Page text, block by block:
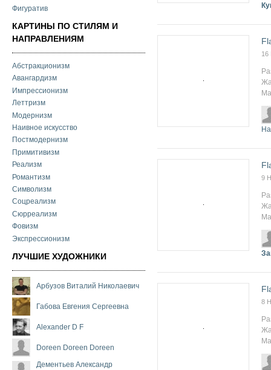
Фигуратив
КАРТИНЫ ПО СТИЛЯМ И
НАПРАВЛЕНИЯМ
Абстракционизм
Авангардизм
Импрессионизм
Леттризм
Модернизм
Наивное искусство
Постмодернизм
Примитивизм
Реализм
Романтизм
Символизм
Соцреализм
Сюрреализм
Фовизм
Экспрессионизм
ЛУЧШИЕ ХУДОЖНИКИ
Арбузов Виталий Николаевич
Габова Евгения Сергеевна
Alexander D F
Doreen Doreen Doreen
Дементьев Александр
9
8